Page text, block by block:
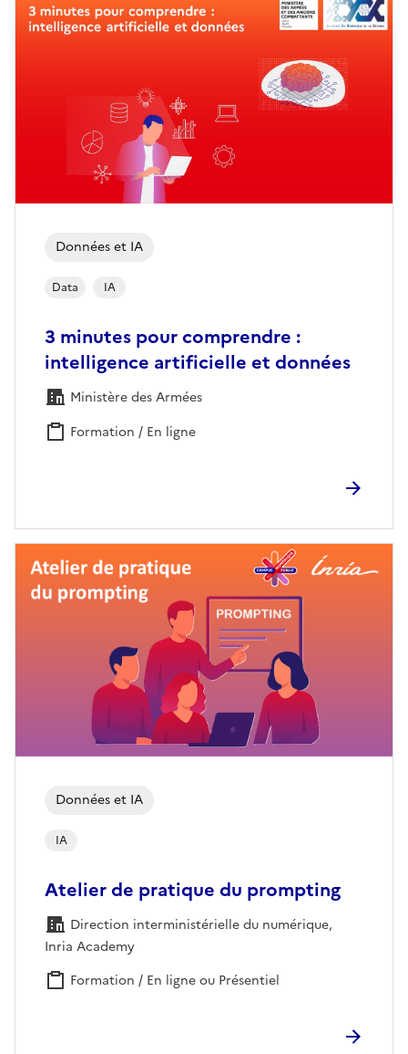
Données et IA
Data IA
3 minutes pour comprendre :
intelligence artificielle et données
Ministère des Armées
Formation / En ligne
Données et IA
IA
Atelier de pratique du prompting
Direction interministérielle du numérique,
Inria Academy
Formation / En ligne ou Présentiel